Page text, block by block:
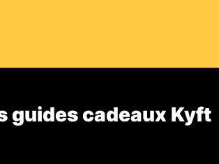
guides cadeaux Kyft​